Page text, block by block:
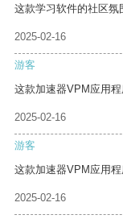
这款学习软件的社区氛
2025-02-16
游客
这款加速器VPM应用
2025-02-16
游客
这款加速器VPM应用
2025-02-16